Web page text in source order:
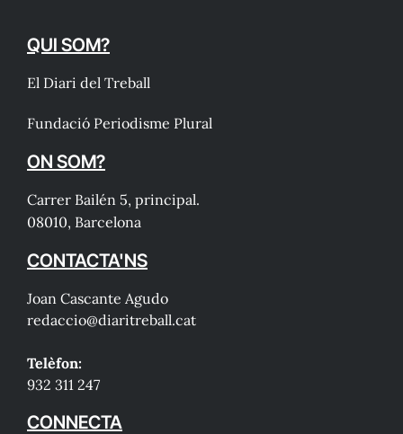
QUI SOM?
El Diari del Treball
Fundació Periodisme Plural
ON SOM?
Carrer Bailén 5, principal.
08010, Barcelona
CONTACTA'NS
Joan Cascante Agudo
redaccio@diaritreball.cat
Telèfon:
932 311 247
CONNECTA